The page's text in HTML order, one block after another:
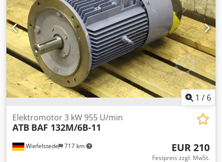
1 / 6
Wiefelstede 717 km
Elektromotor 3 kW 955 U/min
ATB BAF 132M/6B-11
EUR 210
Festpreis zzgl. MwSt.